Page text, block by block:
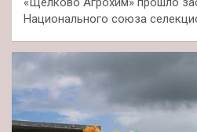
Национального союза